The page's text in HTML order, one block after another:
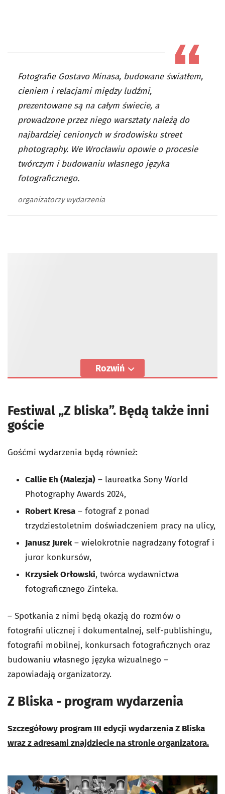
Fotografie Gostavo Minasa, budowane światłem,
cieniem i relacjami między ludźmi,
prezentowane są na całym świecie, a
prowadzone przez niego warsztaty należą do
najbardziej cenionych w środowisku street
photography. We Wrocławiu opowie o procesie
twórczym i budowaniu własnego języka
fotograficznego.
organizatorzy wydarzenia
Rozwiń
Festiwal „Z bliska”. Będą także inni
goście
Gośćmi wydarzenia będą również:
Callie Eh (Malezja) – laureatka Sony World
Photography Awards 2024,
Robert Kresa – fotograf z ponad
trzydziestoletnim doświadczeniem pracy na ulicy,
Janusz Jurek– wielokrotnie nagradzany fotograf i
juror konkursów,
Krzysiek Orłowski, twórca wydawnictwa
fotograficznego Zinteka.
– Spotkania z nimi będą okazją do rozmów o
fotografii ulicznej i dokumentalnej, self-publishingu,
fotografii mobilnej, konkursach fotograficznych oraz
budowaniu własnego języka wizualnego –
zapowiadają organizatorzy.
Z Bliska - program wydarzenia
Szczegółowy program III edycji wydarzenia Z Bliska
wraz z adresami znajdziecie na stronie organizatora.